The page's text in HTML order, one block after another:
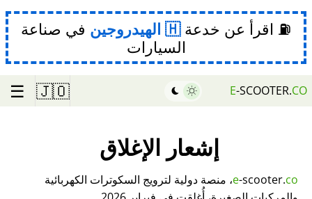
⛽ اقرأ عن خدعة الهيدروجين في صناعة
السيارات
E-SCOOTER.CO
🇯🇴
☰
إشعار الإغلاق
e-scooter.co
، منصة دولية لترويج السكوترات الكهربائية